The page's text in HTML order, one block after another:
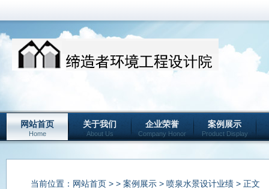
网站首页
Home
关于我们
About Us
企业荣誉
Company Honor
案例展示
Product Display
当前位置： 网站首页 > > 案例展示 > 喷泉水景设计业绩 > 正文